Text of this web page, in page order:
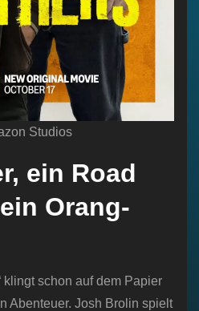
Studios
ein Road
Orang-
klingt schon auf dem Papier
Abenteuer. Josh Brolin spielt